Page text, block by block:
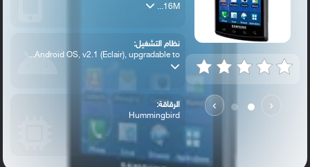
‹
›
16M...
نظام التشغيل:
Android OS, v2.1 (Eclair), upgradable to...
الرقاقة:
Hummingbird